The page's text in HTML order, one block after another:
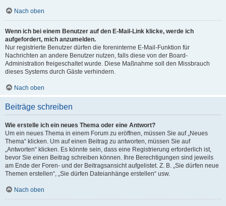
Nach oben
Wenn ich bei einem Benutzer auf den E-Mail-Link klicke, werde ich
aufgefordert, mich anzumelden.
Nur registrierte Benutzer dürfen die foreninterne E-Mail-Funktion für
Nachrichten an andere Benutzer nutzen, falls diese von der Board-
Administration freigeschaltet wurde. Diese Maßnahme soll den Missbrauch
dieses Systems durch Gäste verhindern.
Nach oben
Beiträge schreiben
Wie erstelle ich ein neues Thema oder eine Antwort?
Um ein neues Thema in einem Forum zu eröffnen, müssen Sie auf „Neues
Thema“ klicken. Um auf einen Beitrag zu antworten, müssen Sie auf
„Antworten“ klicken. Es könnte sein, dass eine Registrierung erforderlich ist,
bevor Sie einen Beitrag schreiben können. Ihre Berechtigungen sind jeweils
am Ende der Foren- und der Beitragsansicht aufgelistet. Z. B. „Sie dürfen neue
Themen erstellen“, „Sie dürfen Dateianhänge erstellen“ usw.
Nach oben